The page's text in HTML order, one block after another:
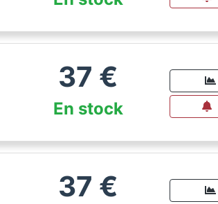
37 €
En stock
37 €